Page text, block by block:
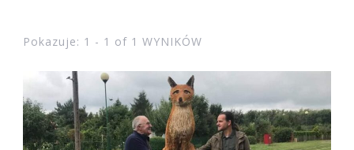
Pokazuje: 1 - 1 of 1 WYNIKÓW